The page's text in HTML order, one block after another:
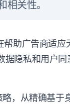
关性。
助广告商适应
据隐私和用户同
，从精确基于